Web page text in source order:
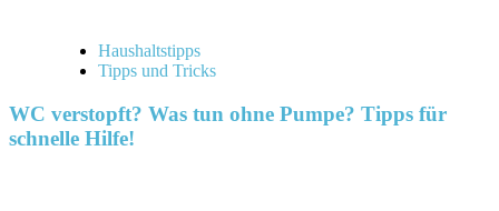
Haushaltstipps
Tipps und Tricks
WC verstopft? Was tun ohne Pumpe? Tipps für
schnelle Hilfe!